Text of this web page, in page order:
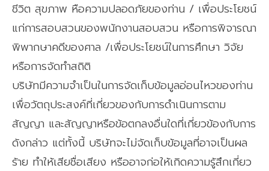
ชีวิต สุขภาพ หือความปลอดภัยของท่าน / เพื่อประโยชน์
แก่การสอบสวนของพนักงานสอบสวน หรือการพิจารณา
พิพากษาคดีของศาล /เพื่อประโยชน์ในการศึกษา วิจัย
หรือการจัดทำสถิติ
บริษัทมีความจำเป็นในการจัดเก็บข้อมูลอ่อนไหวของท่าน
เพื่อวัตถุประสงค์ที่เกี่ยวของกับการดำเนินการตาม
สัญญา และสัญญาหรือข้อตกลงอื่นใดที่เกี่ยวข้องกับการ
ดังกล่าว แต่ทั้งนี้ บริษัทจะไม่จัดเก็บข้อมูลที่อาจเป็นผล
ร้าย ทำให้เสียชื่อเสียง หรืออาจก่อให้เกิดความรู้สึกเกี่ยว